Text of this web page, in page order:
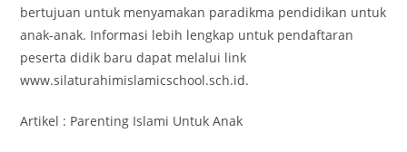
bertujuan untuk menyamakan paradikma pendidikan untuk
anak-anak. Informasi lebih lengkap untuk pendaftaran
peserta didik baru dapat melalui link
www.silaturahimislamicschool.sch.id.
Artikel : Parenting Islami Untuk Anak